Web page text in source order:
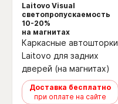
Laitovo Visual
светопропускаемость
10-20%
на магнитах
Каркасные автошторки
Laitovo для задних
дверей (на магнитах)
Доставка бесплатно
при оплате на сайте